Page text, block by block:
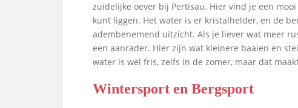
zuidelijke oever bij Pertisau. Hier vind je een
kunt liggen. Het water is er kristalhelder, en de
adembenemend uitzicht. Als je liever wat meer
een aanrader. Hier zijn wat kleinere baaien en
water is wel fris, zelfs in de zomer, maar dat
Wintersport en Bergsport